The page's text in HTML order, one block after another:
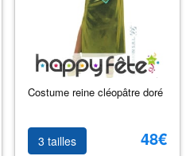
Costume reine cléopâtre doré
3 tailles 48€